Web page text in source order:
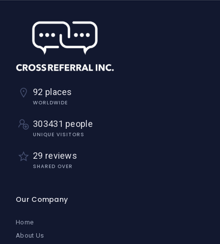
92 places
WORLDWIDE
303431 people
UNIQUE VISITORS
29 reviews
SHARED OVER
Our Company
Home
About Us